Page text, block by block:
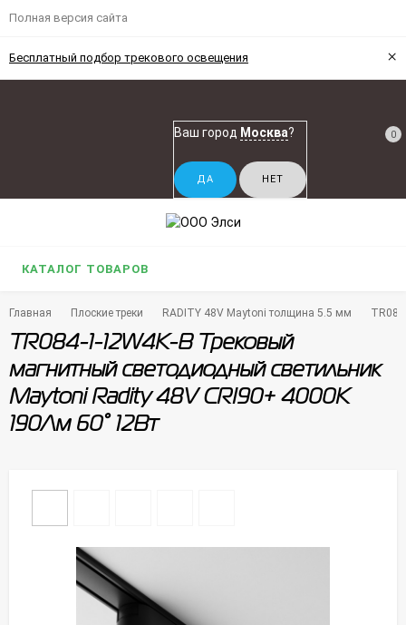
Полная версия сайта
Бесплатный подбор трекового освещения ×
Ваш город Москва? 0
КАТАЛОГ ТОВАРОВ
Главная Плоские треки RADITY 48V Maytoni толщина 5.5 мм
TR084-1-12W4K-B Трековый
магнитный светодиодный светильник
Maytoni Radity 48V CRI90+ 4000К
190Лм 60° 12Вт